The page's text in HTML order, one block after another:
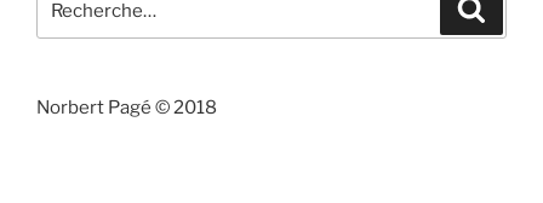
pour
Norbert Pagé © 2018